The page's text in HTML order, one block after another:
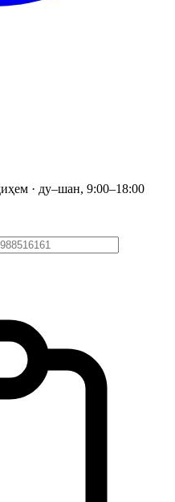
· ду–шан, 9:00–18:00